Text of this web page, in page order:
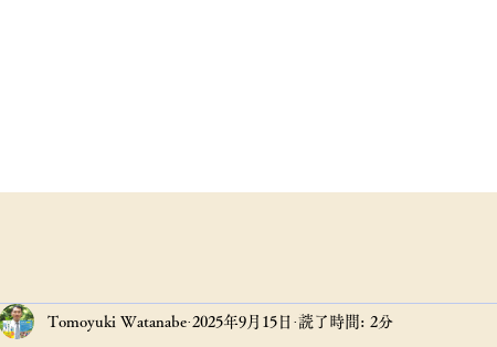
Tomoyuki Watanabe 2025年9月15日 読了時間: 2分